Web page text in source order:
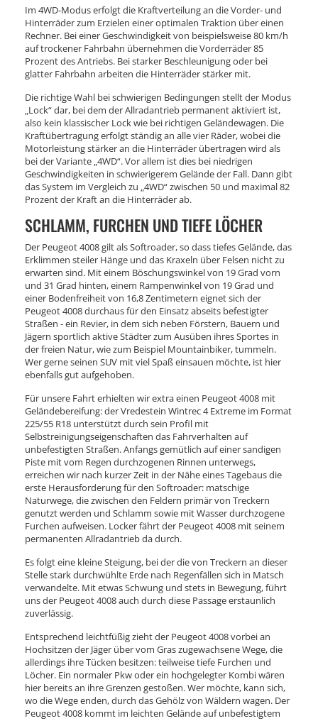
Im 4WD-Modus erfolgt die Kraftverteilung an die Vorder- und
Hinterräder zum Erzielen einer optimalen Traktion über einen
Rechner. Bei einer Geschwindigkeit von beispielsweise 80 km/h
auf trockener Fahrbahn übernehmen die Vorderräder 85
Prozent des Antriebs. Bei starker Beschleunigung oder bei
glatter Fahrbahn arbeiten die Hinterräder stärker mit.
Die richtige Wahl bei schwierigen Bedingungen stellt der Modus
„Lock“ dar, bei dem der Allradantrieb permanent aktiviert ist,
also kein klassischer Lock wie bei richtigen Geländewagen. Die
Kraftübertragung erfolgt ständig an alle vier Räder, wobei die
Motorleistung stärker an die Hinterräder übertragen wird als
bei der Variante „4WD“. Vor allem ist dies bei niedrigen
Geschwindigkeiten in schwierigerem Gelände der Fall. Dann gibt
das System im Vergleich zu „4WD“ zwischen 50 und maximal 82
Prozent der Kraft an die Hinterräder ab.
SCHLAMM, FURCHEN UND TIEFE LÖCHER
Der Peugeot 4008 gilt als Softroader, so dass tiefes Gelände, das
Erklimmen steiler Hänge und das Kraxeln über Felsen nicht zu
erwarten sind. Mit einem Böschungswinkel von 19 Grad vorn
und 31 Grad hinten, einem Rampenwinkel von 19 Grad und
einer Bodenfreiheit von 16,8 Zentimetern eignet sich der
Peugeot 4008 durchaus für den Einsatz abseits befestigter
Straßen - ein Revier, in dem sich neben Förstern, Bauern und
Jägern sportlich aktive Städter zum Ausüben ihres Sportes in
der freien Natur, wie zum Beispiel Mountainbiker, tummeln.
Wer gerne seinen SUV mit viel Spaß einsauen möchte, ist hier
ebenfalls gut aufgehoben.
Für unsere Fahrt erhielten wir extra einen Peugeot 4008 mit
Geländebereifung: der Vredestein Wintrec 4 Extreme im Format
225/55 R18 unterstützt durch sein Profil mit
Selbstreinigungseigenschaften das Fahrverhalten auf
unbefestigten Straßen. Anfangs gemütlich auf einer sandigen
Piste mit vom Regen durchzogenen Rinnen unterwegs,
erreichen wir nach kurzer Zeit in der Nähe eines Tagebaus die
erste Herausforderung für den Softroader: matschige
Naturwege, die zwischen den Feldern primär von Treckern
genutzt werden und Schlamm sowie mit Wasser durchzogene
Furchen aufweisen. Locker fährt der Peugeot 4008 mit seinem
permanenten Allradantrieb da durch.
Es folgt eine kleine Steigung, bei der die von Treckern an dieser
Stelle stark durchwühlte Erde nach Regenfällen sich in Matsch
verwandelte. Mit etwas Schwung und stets in Bewegung, führt
uns der Peugeot 4008 auch durch diese Passage erstaunlich
zuverlässig.
Entsprechend leichtfüßig zieht der Peugeot 4008 vorbei an
Hochsitzen der Jäger über vom Gras zugewachsene Wege, die
allerdings ihre Tücken besitzen: teilweise tiefe Furchen und
Löcher. Ein normaler Pkw oder ein hochgelegter Kombi wären
hier bereits an ihre Grenzen gestoßen. Wer möchte, kann sich,
wo die Wege enden, durch das Gehölz von Wäldern wagen. Der
Peugeot 4008 kommt im leichten Gelände auf unbefestigtem